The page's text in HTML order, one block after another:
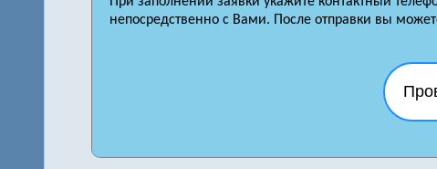
непосредственно с Вами. После отправки вы